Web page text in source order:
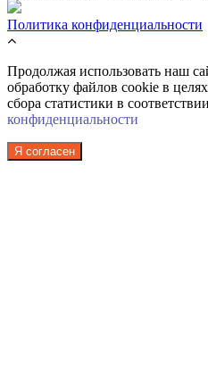
Политика конфиденциальности
Продолжая использовать наш
обработку файлов cookie в
сбора статистики в
конфиденциальности
Я согласен